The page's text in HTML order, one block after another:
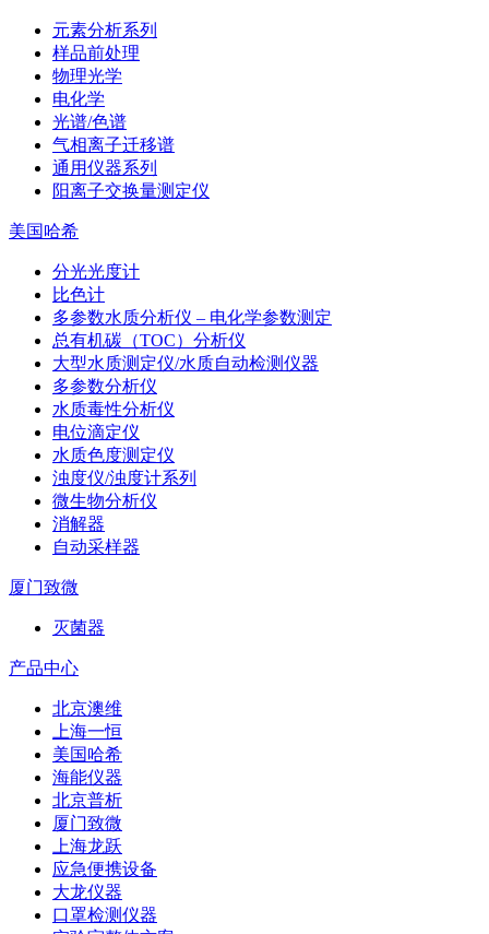
元素分析系列
样品前处理
物理光学
电化学
光谱/色谱
气相离子迁移谱
通用仪器系列
阳离子交换量测定仪
美国哈希
分光光度计
比色计
多参数水质分析仪 – 电化学参数测定
总有机碳（TOC）分析仪
大型水质测定仪/水质自动检测仪器
多参数分析仪
水质毒性分析仪
电位滴定仪
水质色度测定仪
浊度仪/浊度计系列
微生物分析仪
消解器
自动采样器
厦门致微
灭菌器
产品中心
北京澳维
上海一恒
美国哈希
海能仪器
北京普析
厦门致微
上海龙跃
应急便携设备
大龙仪器
口罩检测仪器